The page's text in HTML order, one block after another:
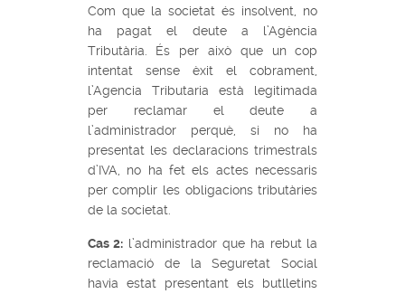
Com que la societat és insolvent, no
ha pagat el deute a l’Agència
Tributària. És per això que un cop
intentat sense èxit el cobrament,
l’Agencia Tributaria està legitimada
per reclamar el deute a
l’administrador perquè, si no ha
presentat les declaracions trimestrals
d’IVA, no ha fet els actes necessaris
per complir les obligacions tributàries
de la societat.
Cas 2: l’administrador que ha rebut la
reclamació de la Seguretat Social
havia estat presentant els butlletins